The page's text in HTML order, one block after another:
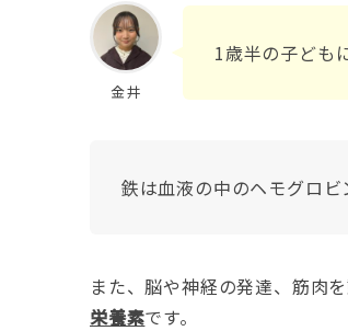
金井
1歳半の子ども
鉄は血液の中のヘモグロビ
また、脳や神経の発達、筋肉
栄養素です。